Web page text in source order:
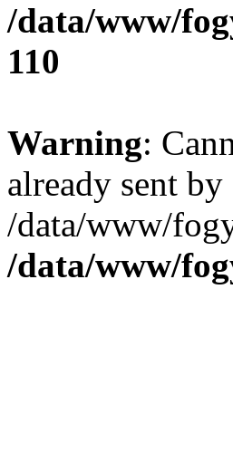
/data/www/
110
Warning:
already sent
/data/www/
/data/www/